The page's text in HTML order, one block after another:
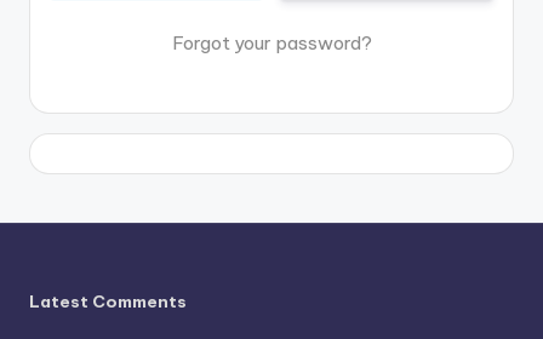
Forgot your password?
Latest Comments